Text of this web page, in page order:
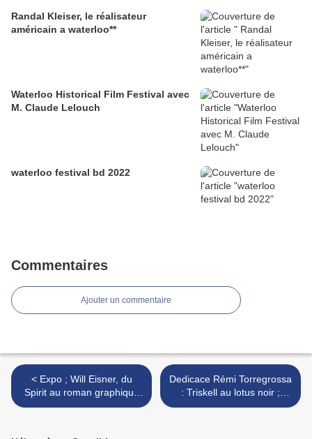
Randal Kleiser, le réalisateur
américain a waterloo**
Waterloo Historical Film Festival avec
M. Claude Lelouch
waterloo festival bd 2022
Commentaires
Ajouter un commentaire
< Expo ; Will Eisner, du
Spirit au roman graphique
au CBBD ; bruxelles ;
Dedicace Rémi Torregrossa
: Triskell au lotus noir ;
BRUX: >